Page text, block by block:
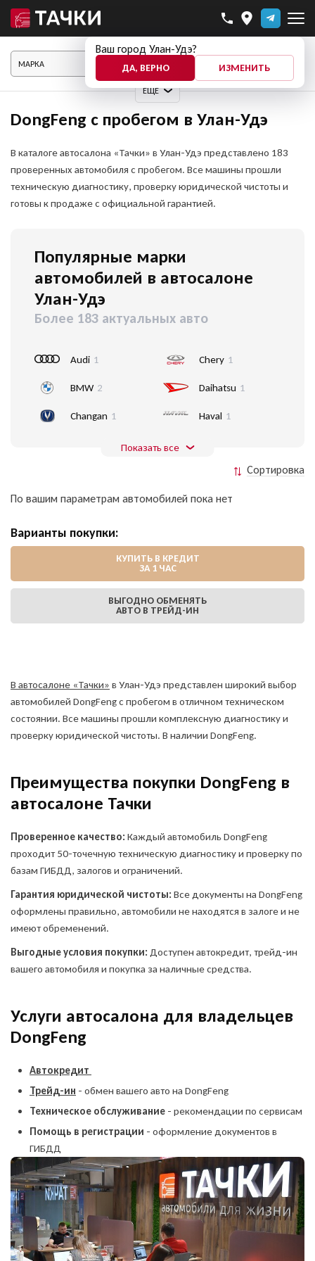
Ваш город Улан-Удэ?
ДА, ВЕРНО ИЗМЕНИТЬ
ЕЩЕ
ПОКАЗАТЬ АВТО
DongFeng с пробегом в Улан-Удэ
В каталоге автосалона «Тачки» в Улан-Удэ представлено 183
проверенных автомобиля с пробегом. Все машины прошли
техническую диагностику, проверку юридической чистоты и
готовы к продаже с официальной гарантией.
Популярные марки
автомобилей в автосалоне
Улан-Удэ
Более 183 актуальных авто
Audi 1
BMW 2
Changan 1
Chery 1
Daihatsu 1
Haval 1
Показать все
Сортировка
По вашим параметрам автомобилей пока нет
Варианты покупки:
КУПИТЬ В КРЕДИТ
ЗА 1 ЧАС
ВЫГОДНО ОБМЕНЯТЬ
АВТО В ТРЕЙД-ИН
В автосалоне «Тачки» в Улан-Удэ представлен широкий выбор
автомобилей DongFeng с пробегом в отличном техническом
состоянии. Все машины прошли комплексную диагностику и
проверку юридической чистоты. В наличии DongFeng.
Преимущества покупки DongFeng в
автосалоне Тачки
Проверенное качество: Каждый автомобиль DongFeng
проходит 50-точечную техническую диагностику и проверку по
базам ГИБДД, залогов и ограничений.
Гарантия юридической чистоты: Все документы на DongFeng
оформлены правильно, автомобили не находятся в залоге и не
имеют обременений.
Выгодные условия покупки: Доступен автокредит, трейд-ин
вашего автомобиля и покупка за наличные средства.
Услуги автосалона для владельцев
DongFeng
Автокредит
Трейд-ин - обмен вашего авто на DongFeng
Техническое обслуживание - рекомендации по сервисам
Помощь в регистрации - оформление документов в
ГИБДД